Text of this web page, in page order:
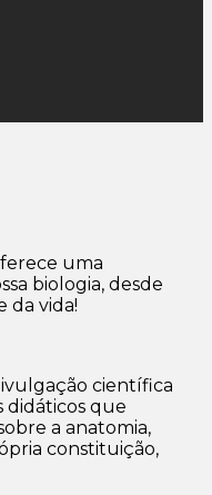
uma
biologia, desde
da vida!
científica
didáticos que
a anatomia,
constituição,